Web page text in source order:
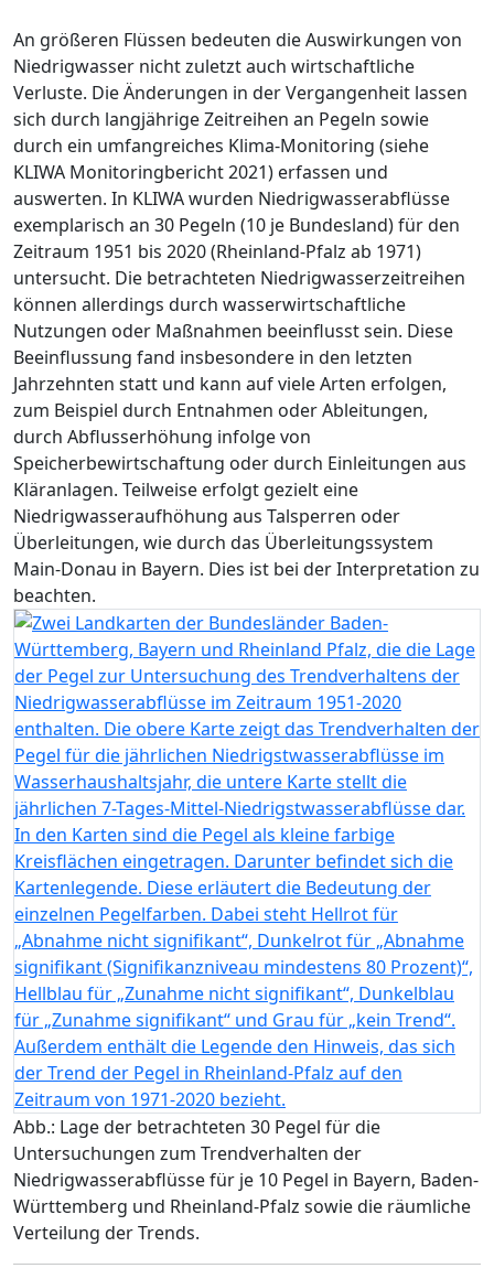
An größeren Flüssen bedeuten die Auswirkungen von
Niedrigwasser nicht zuletzt auch wirtschaftliche
Verluste. Die Änderungen in der Vergangenheit lassen
sich durch langjährige Zeitreihen an Pegeln sowie
durch ein umfangreiches Klima-Monitoring (siehe
KLIWA Monitoringbericht 2021) erfassen und
auswerten. In KLIWA wurden Niedrigwasserabflüsse
exemplarisch an 30 Pegeln (10 je Bundesland) für den
Zeitraum 1951 bis 2020 (Rheinland-Pfalz ab 1971)
untersucht. Die betrachteten Niedrigwasserzeitreihen
können allerdings durch wasserwirtschaftliche
Nutzungen oder Maßnahmen beeinflusst sein. Diese
Beeinflussung fand insbesondere in den letzten
Jahrzehnten statt und kann auf viele Arten erfolgen,
zum Beispiel durch Entnahmen oder Ableitungen,
durch Abflusserhöhung infolge von
Speicherbewirtschaftung oder durch Einleitungen aus
Kläranlagen. Teilweise erfolgt gezielt eine
Niedrigwasseraufhöhung aus Talsperren oder
Überleitungen, wie durch das Überleitungssystem
Main-Donau in Bayern. Dies ist bei der Interpretation zu
beachten.
Abb.: Lage der betrachteten 30 Pegel für die
Untersuchungen zum Trendverhalten der
Niedrigwasserabflüsse für je 10 Pegel in Bayern, Baden-
Württemberg und Rheinland-Pfalz sowie die räumliche
Verteilung der Trends.